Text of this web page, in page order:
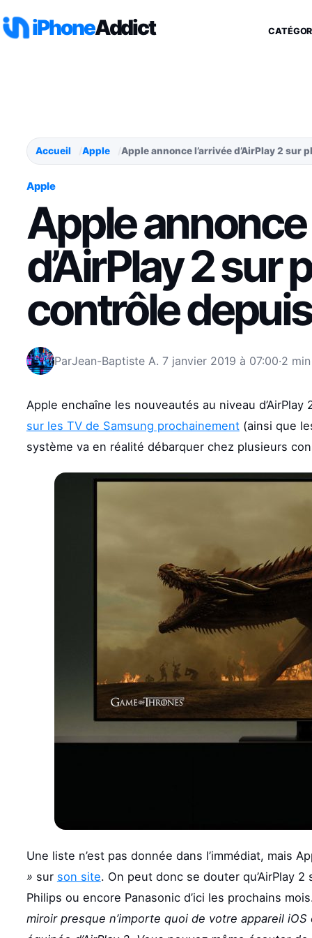
iPhoneAddict
Accueil Apple Apple annonce l’arrivée d’AirPlay 2 sur
Apple
Apple annonce
d’AirPlay 2 sur
contrôle
ParJean-Baptiste A. 7 janvier 2019 à 07:00·2
Apple enchaîne les nouveautés au niveau d’AirPlay
sur les TV de Samsung prochainement(ainsi que
système va en réalité débarquer chez plusieurs
Une liste n’est pas donnée dans l’immédiat, mais
» sur son site. On peut donc se douter qu’AirPlay
Philips ou encore Panasonic d’ici les prochains
miroir presque n’importe quoi de votre appareil